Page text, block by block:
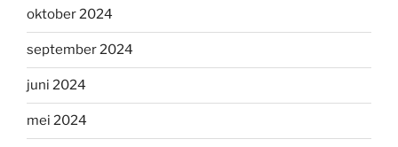
oktober 2024
september 2024
juni 2024
mei 2024